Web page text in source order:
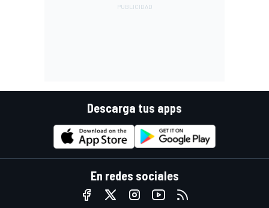
Descarga tus apps
En redes sociales